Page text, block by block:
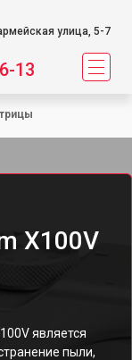
улица, 5-7
13
X100V
является
пыли,